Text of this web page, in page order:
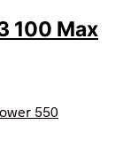
100 Max